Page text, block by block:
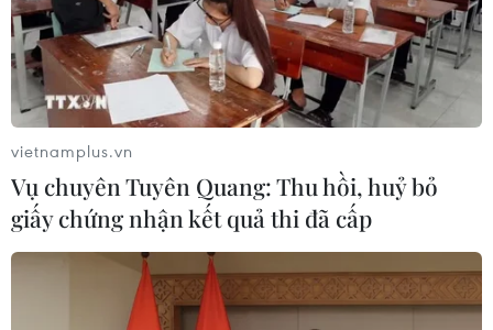
vietnamplus.vn
Vụ chuyên Tuyên Quang: Thu hồi, huỷ bỏ
giấy chứng nhận kết quả thi đã cấp